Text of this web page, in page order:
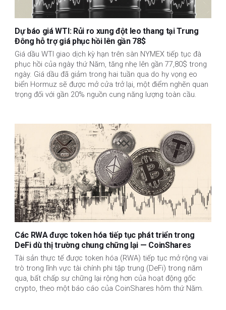
Dự báo giá WTI: Rủi ro xung đột leo thang tại Trung
Đông hỗ trợ giá phục hồi lên gần 78$
Giá dầu WTI giao dịch kỳ hạn trên sàn NYMEX tiếp tục đà
phục hồi của ngày thứ Năm, tăng nhẹ lên gần 77,80$ trong
ngày. Giá dầu đã giảm trong hai tuần qua do hy vọng eo
biển Hormuz sẽ được mở cửa trở lại, một điểm nghẽn quan
trọng đối với gần 20% nguồn cung năng lượng toàn cầu.
Các RWA được token hóa tiếp tục phát triển trong
DeFi dù thị trường chung chững lại — CoinShares
Tài sản thực tế được token hóa (RWA) tiếp tục mở rộng vai
trò trong lĩnh vực tài chính phi tập trung (DeFi) trong năm
qua, bất chấp sự chững lại rộng hơn của hoạt động gốc
crypto, theo một báo cáo của CoinShares hôm thứ Năm.